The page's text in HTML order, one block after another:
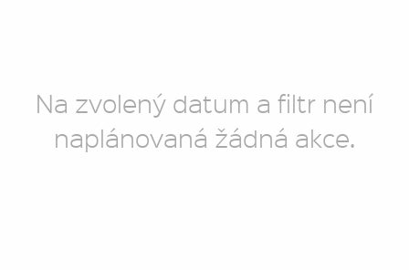
Na zvolený datum a filtr není
naplánovaná žádná akce.